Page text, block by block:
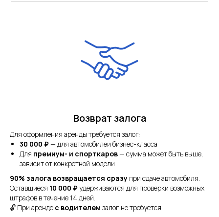
Возврат залога
Для оформления аренды требуется залог:
30 000 ₽— для автомобилей бизнес-класса
Для премиум- и спорткаров— сумма может быть выше,
зависит от конкретной модели
90% залога возвращается сразу при сдаче автомобиля.
Оставшиеся 10 000 ₽удерживаются для проверки возможных
штрафов в течение 14 дней.
🔓 При аренде с водителем залог не требуется.